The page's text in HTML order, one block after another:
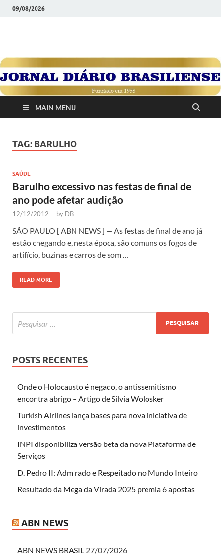
09/08/2026
JORNAL DIÁRIO
BRASILIENSE
1958
MAIN MENU
TAG: BARULHO
SAÚDE
Barulho excessivo nas festas de final de
ano pode afetar audição
12/12/2012 - by DB
SÃO PAULO [ ABN NEWS ] — As festas de final de ano já
estão chegando e, nesta época, são comuns os fogos de
artifício, buzinas e carros de som …
READ MORE
POSTS RECENTES
Onde o Holocausto é negado, o antissemitismo
encontra abrigo – Artigo de Silvia Wolosker
Turkish Airlines lança bases para nova iniciativa de
investimentos
INPI disponibiliza versão beta da nova Plataforma de
Serviços
D. Pedro II: Admirado e Respeitado no Mundo Inteiro
Resultado da Mega da Virada 2025 premia 6 apostas
ABN NEWS
ABN NEWS BRASIL 27/07/2026